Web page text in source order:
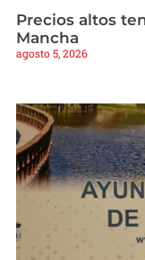
Precios altos
Mancha
agosto 5, 2026